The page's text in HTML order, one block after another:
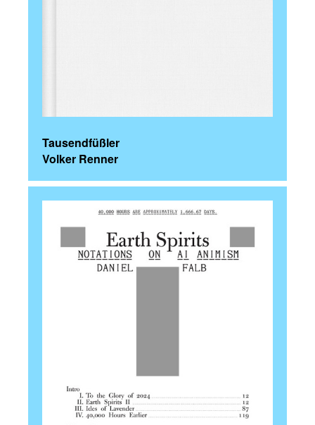
Tausendfüßler
Volker Renner